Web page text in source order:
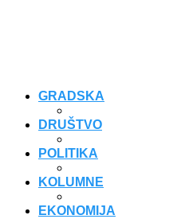
GRADSKA
DRUŠTVO
POLITIKA
KOLUMNE
EKONOMIJA